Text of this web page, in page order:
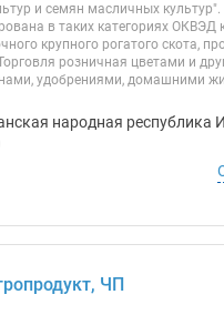
и семян масличных
в таких категориях ОКВЭД
крупного рогатого скота,
розничная цветами и
удобрениями, домашними
народная республика
ЧП